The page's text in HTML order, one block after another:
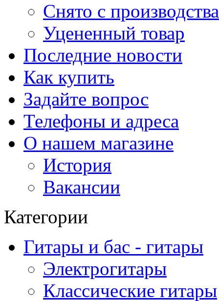
Снято с производства
Уцененный товар
Последние новости
Как купить
Задайте вопрос
Телефоны и адреса
О нашем магазине
История
Вакансии
Категории
Гитары и бас - гитары
Электрогитары
Классические гитары